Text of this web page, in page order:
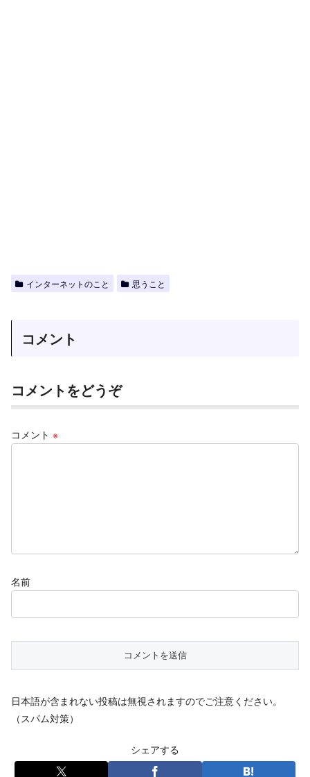
インターネットのこと 思うこと
コメント
コメントをどうぞ
コメント ※
名前
日本語が含まれない投稿は無視されますのでご注意ください。
（スパム対策）
シェアする